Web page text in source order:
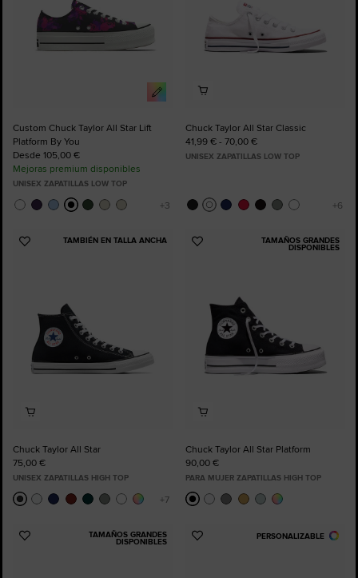
Custom Chuck Taylor All Star Lift
Platform By You
Desde 105,00 €
Mejoras premium disponibles
UNISEX ZAPATILLAS LOW TOP
Chuck Taylor All Star Classic
41,99 € - 70,00 €
UNISEX ZAPATILLAS LOW TOP
TAMBIÉN EN TALLA ANCHA
Añadir
Chuck Taylor All Star
75,00 €
UNISEX ZAPATILLAS HIGH TOP
TAMAÑOS GRANDES
DISPONIBLES
Añadir
Chuck Taylor All Star Platform
90,00 €
PARA MUJER ZAPATILLAS HIGH TOP
TAMAÑOS GRANDES
DISPONIBLES
Añadir
PERSONALIZABLE
Añadir